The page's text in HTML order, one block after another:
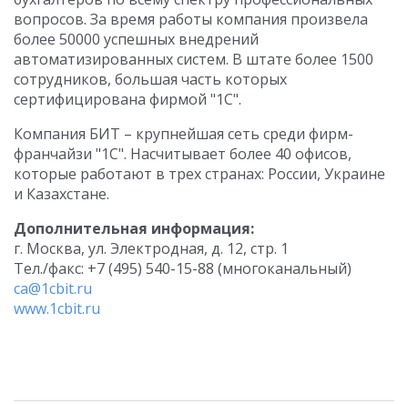
вопросов. За время работы компания произвела
более 50000 успешных внедрений
автоматизированных систем. В штате более 1500
сотрудников, большая часть которых
сертифицирована фирмой "1С".
Компания БИТ – крупнейшая сеть среди фирм-
франчайзи "1С". Насчитывает более 40 офисов,
которые работают в трех странах: России, Украине
и Казахстане.
Дополнительная информация:
г. Москва, ул. Электродная, д. 12, стр. 1
Тел./факс: +7 (495) 540-15-88 (многоканальный)
са@1cbit.ru
www.1cbit.ru